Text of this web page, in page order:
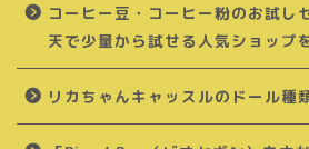
コーヒー豆・コーヒー粉のお試し
天で少量から試せる人気ショップ
リカちゃんキャッスルのドール種